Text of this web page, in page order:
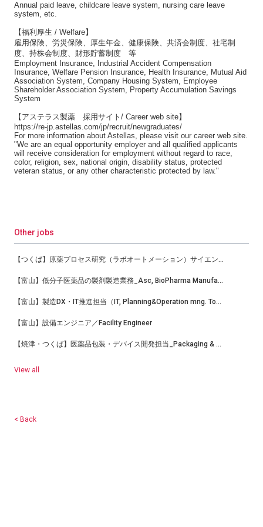
Annual paid leave, childcare leave system, nursing care leave
system, etc.
【福利厚生 / Welfare】
雇用保険、労災保険、厚生年金、健康保険、共済会制度、社宅制
度、持株会制度、財形貯蓄制度 等
Employment Insurance, Industrial Accident Compensation
Insurance, Welfare Pension Insurance, Health Insurance, Mutual Aid
Association System, Company Housing System, Employee
Shareholder Association System, Property Accumulation Savings
System
【アステラス製薬 採用サイト/ Career web site】
https://re-jp.astellas.com/jp/recruit/newgraduates/
For more information about Astellas, please visit our career web site.
"We are an equal opportunity employer and all qualified applicants
will receive consideration for employment without regard to race,
color, religion, sex, national origin, disability status, protected
veteran status, or any other characteristic protected by law."
Other jobs
【つくば】原薬プロセス研究（ラボオートメーション）サイエンティスト
【富山】低分子医薬品の製剤製造業務_Asc, BioPharma Manufacturing
【富山】製造DX・IT推進担当（IT, Planning&Operation mng. Toyama-TC Bio-Mfg）
【富山】設備エンジニア／Facility Engineer
【焼津・つくば】医薬品包装・デバイス開発担当_Packaging & Device Development Scientist
View all
< Back